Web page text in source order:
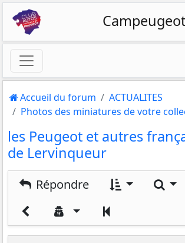
Accueil du forum
ACTUALITES
Photos des miniatures de votre
les Peugeot et autres
de Lervinqueur
Répondre